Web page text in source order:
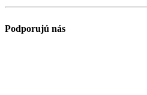
Podporujú nás